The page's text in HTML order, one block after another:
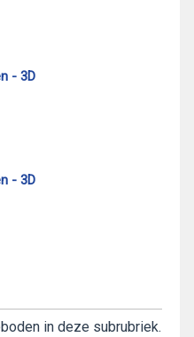
- 3D
- 3D
in deze subrubriek.